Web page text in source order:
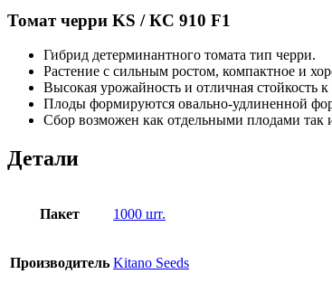
Томат черри KS / КС 910 F1
Гибрид детерминантного томата тип черри.
Растение с сильным ростом, компактное и
Высокая урожайность и отличная стойкость
Плоды формируются овально-удлиненной
Сбор возможен как отдельными плодами так
Детали
Пакет 1000 шт.
Производитель Kitano Seeds